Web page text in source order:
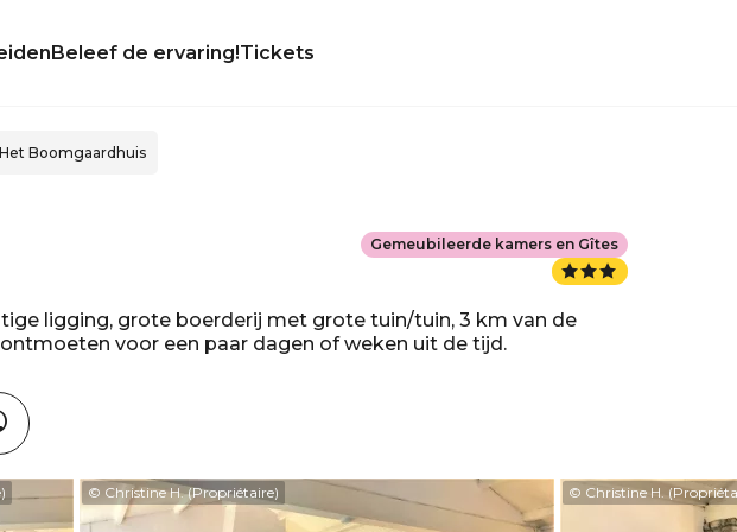
Beleef de ervaring!Tickets
Het Boomgaardhuis
ligging, grote boerderij met grote tuin/tuin, 3 km van de
voor een paar dagen of weken uit de tijd.
Gemeubileerde kamers en Gîtes
© Christine H. (Propriétaire) © Christine H.